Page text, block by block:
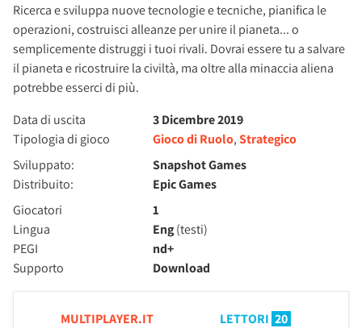
Ricerca e sviluppa nuove tecnologie e tecniche, pianifica le
operazioni, costruisci alleanze per unire il pianeta... o
semplicemente distruggi i tuoi rivali. Dovrai essere tu a salvare
il pianeta e ricostruire la civiltà, ma oltre alla minaccia aliena
potrebbe esserci di più.
Data di uscita
3 Dicembre 2019
Tipologia di gioco
Gioco di Ruolo,Strategico
Sviluppato:
Snapshot Games
Distribuito:
Epic Games
Giocatori
1
Lingua
Eng(testi)
PEGI
nd+
Supporto
Download
MULTIPLAYER.IT LETTORI 20